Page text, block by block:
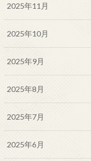
2025年11月
2025年10月
2025年9月
2025年8月
2025年7月
2025年6月